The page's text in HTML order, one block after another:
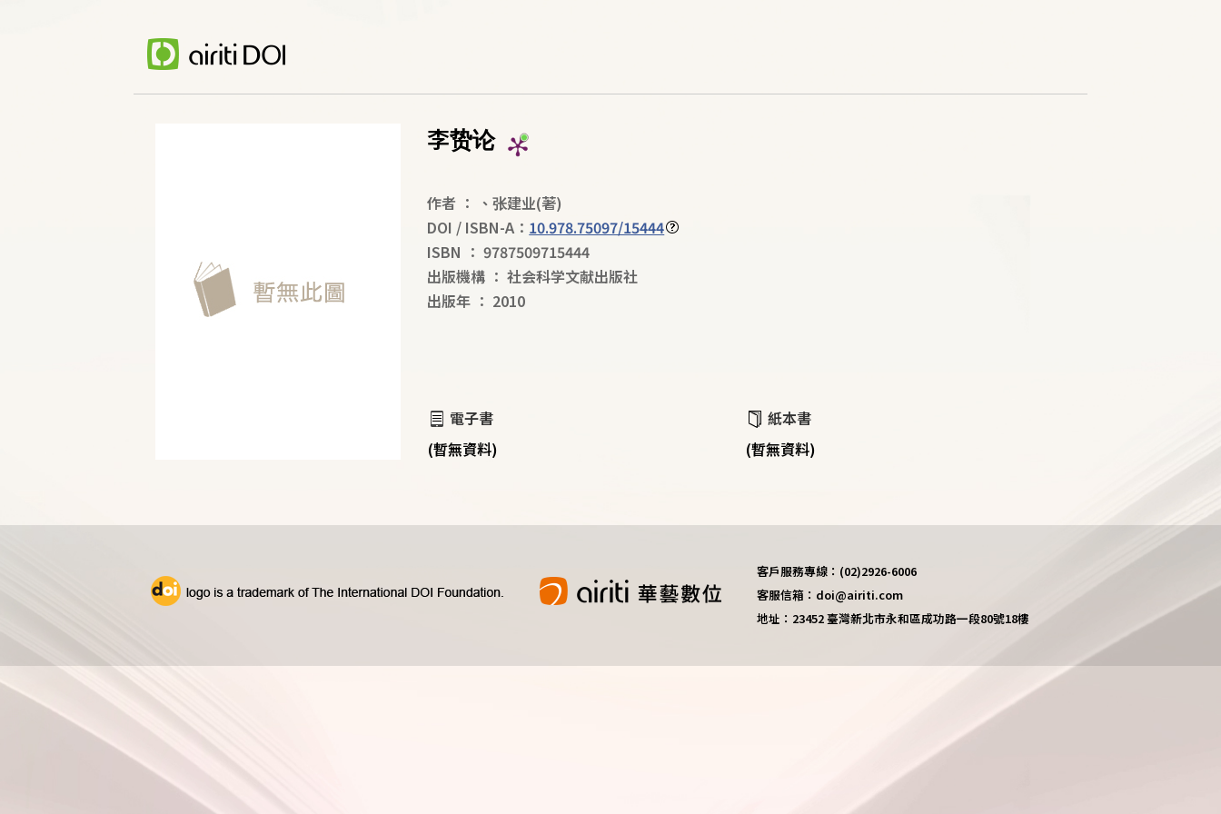
李贽论
作者 ： 、张建业(著)
DOI / ISBN-A： 10.978.75097/15444
ISBN ： 9787509715444
出版機構 ： 社会科学文献出版社
出版年 ： 2010
電子書
(暫無資料)
紙本書
(暫無資料)
客戶服務專線：(02)2926-6006
客服信箱：doi@airiti.com
地址：23452 臺灣新北市永和區成功路一段80號18樓